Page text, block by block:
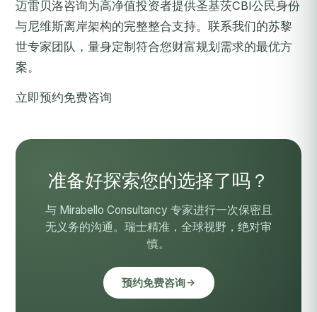
迈雷贝洛咨询为高净值投资者提供圣基茨CBI公民身份
与尼维斯离岸架构的完整整合支持。联系我们的苏黎
世专家团队，量身定制符合您财富规划需求的最优方
案。
立即预约免费咨询
准备好探索您的选择了吗？
与 Mirabello Consultancy 专家进行一次保密且
无义务的沟通。瑞士精准，全球视野，绝对审
慎。
预约免费咨询